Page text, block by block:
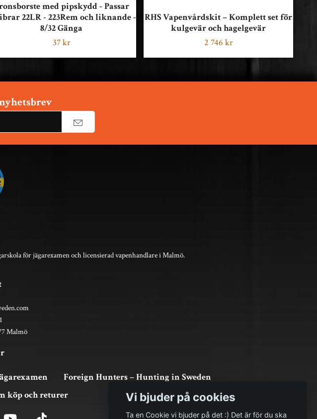
med pipskydd - Passar
22LR - 223Rem och liknande -
8/32 Gänga
37 kr
RHS Vapenvårdskit – Komplett set för
kulgevär och hagelgevär
2 746 kr
för jägarexamen och licensierad vapenhandlare i Malmö.
Malmö
Foreign Hunters – Hunting in Sweden
köp och returer Vi bjuder på cookies
Ta en Cookie vi bjuder på det :) Det är för du ska